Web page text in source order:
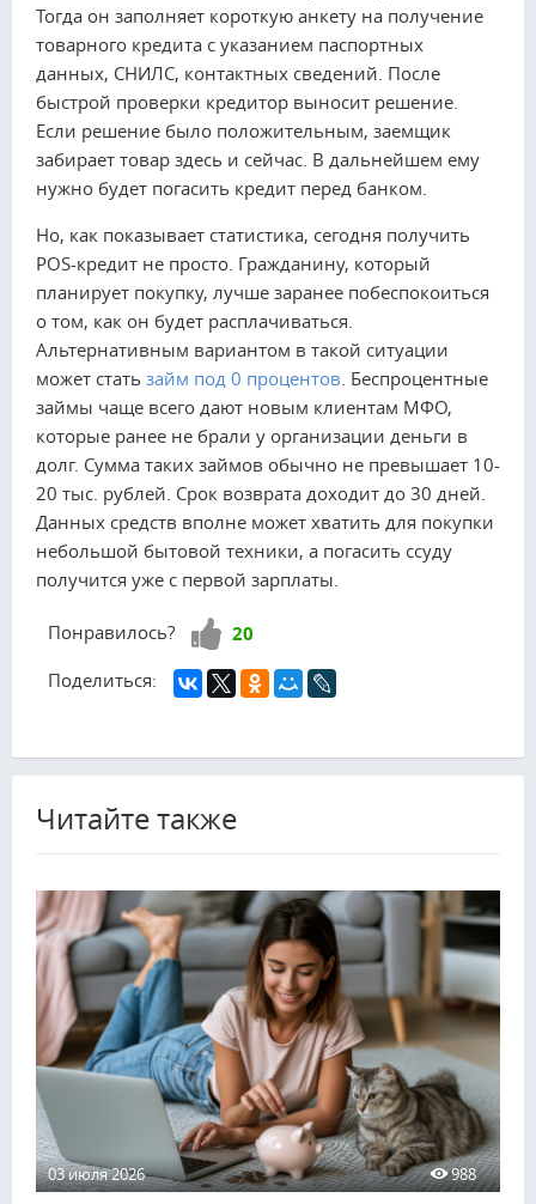
Тогда он заполняет короткую анкету на получение
товарного кредита с указанием паспортных
данных, СНИЛС, контактных сведений. После
быстрой проверки кредитор выносит решение.
Если решение было положительным, заемщик
забирает товар здесь и сейчас. В дальнейшем ему
нужно будет погасить кредит перед банком.
Но, как показывает статистика, сегодня получить
POS-кредит не просто. Гражданину, который
планирует покупку, лучше заранее побеспокоиться
о том, как он будет расплачиваться.
Альтернативным вариантом в такой ситуации
может стать займ под 0 процентов . Беспроцентные
займы чаще всего дают новым клиентам МФО,
которые ранее не брали у организации деньги в
долг. Сумма таких займов обычно не превышает 10-
20 тыс. рублей. Срок возврата доходит до 30 дней.
Данных средств вполне может хватить для покупки
небольшой бытовой техники, а погасить ссуду
получится уже с первой зарплаты.
Понравилось? Нравится!
20
Поделиться:
Читайте также
03 июля 2026 988